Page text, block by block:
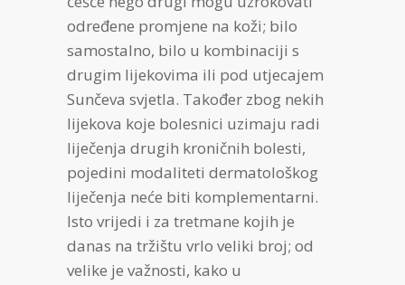
određene promjene na koži; bilo
samostalno, bilo u kombinaciji s
drugim lijekovima ili pod utjecajem
Sunčeva svjetla. Također zbog nekih
lijekova koje bolesnici uzimaju radi
liječenja drugih kroničnih bolesti,
pojedini modaliteti dermatološkog
liječenja neće biti komplementarni.
Isto vrijedi i za tretmane kojih je
danas na tržištu vrlo veliki broj; od
velike je važnosti, kako u